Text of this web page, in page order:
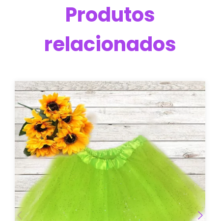
Produtos
relacionados